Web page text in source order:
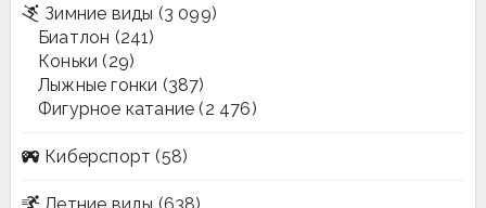
Зимние виды (3 099)
Биатлон (241)
Коньки (29)
Лыжные гонки (387)
Фигурное катание (2 476)
Киберспорт (58)